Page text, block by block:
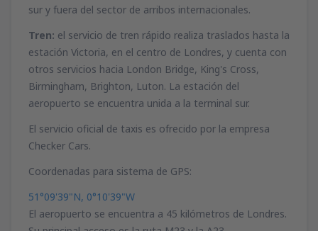
sur y fuera del sector de arribos internacionales.
Tren: el servicio de tren rápido realiza traslados hasta la
estación Victoria, en el centro de Londres, y cuenta con
otros servicios hacia London Bridge, King's Cross,
Birmingham, Brighton, Luton. La estación del
aeropuerto se encuentra unida a la terminal sur.
El servicio oficial de taxis es ofrecido por la empresa
Checker Cars.
Coordenadas para sistema de GPS:
51°09'39"N, 0°10'39"W
El aeropuerto se encuentra a 45 kilómetros de Londres.